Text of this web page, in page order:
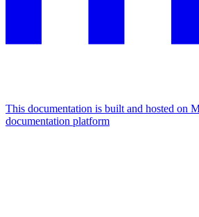
This documentation is built and hosted on
documentation platform